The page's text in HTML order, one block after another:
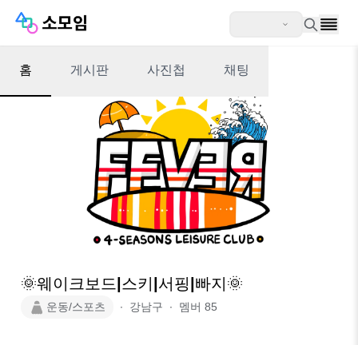
홈 게시판 사진첩 채팅
🌞웨이크보드|스키|서핑|빠지🌞
운동/스포츠 ∙ 강남구 ∙ 멤버 85